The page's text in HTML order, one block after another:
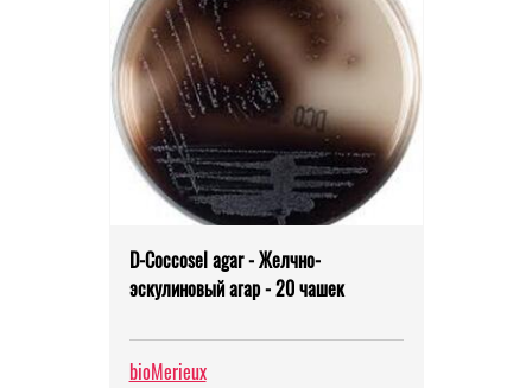
D-Coccosel agar - Желчно-
эскулиновый агар - 20 чашек
bioMerieux